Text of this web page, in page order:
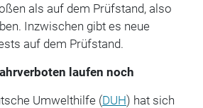
als auf dem Prüfstand, also
Inzwischen gibt es neue
auf dem Prüfstand.
laufen noch
Umwelthilfe (DUH) hat sich